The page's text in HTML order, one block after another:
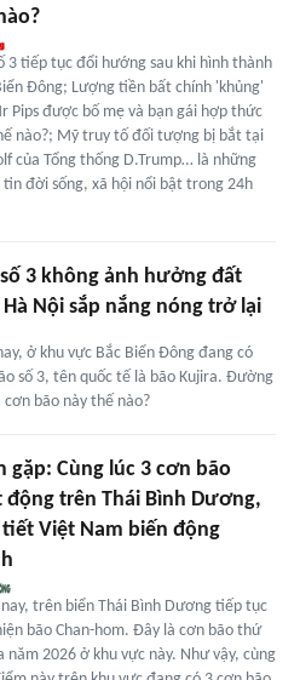
3 tiếp tục đổi hướng sau khi hình thành
Đông; Lượng tiền bất chính 'khủng'
Pips được bố mẹ và bạn gái hợp thức
nào?; Mỹ truy tố đối tượng bị bắt tại
của Tổng thống D.Trump… là những
đời sống, xã hội nổi bật trong 24h
số 3 không ảnh hưởng đất
Hà Nội sắp nắng nóng trở lại
ở khu vực Bắc Biển Đông đang có
số 3, tên quốc tế là bão Kujira. Đường
cơn bão này thế nào?
gặp: Cùng lúc 3 cơn bão
động trên Thái Bình Dương,
Việt Nam biến động
nay, trên biển Thái Bình Dương tiếp tục
bão Chan-hom. Đây là cơn bão thứ
năm 2026 ở khu vực này. Như vậy, cùng